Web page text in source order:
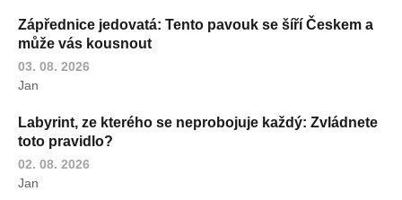
Zápřednice jedovatá: Tento pavouk se šíří Českem a
může vás kousnout
03. 08. 2026
Jan
Labyrint, ze kterého se neprobojuje každý: Zvládnete
toto pravidlo?
02. 08. 2026
Jan